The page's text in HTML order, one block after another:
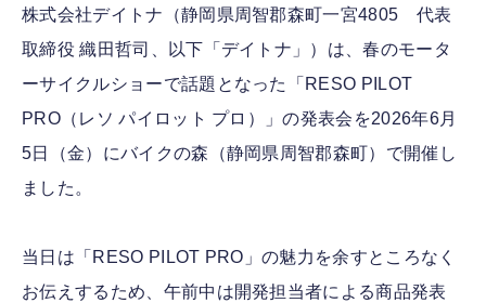
株式会社デイトナ（静岡県周智郡森町一宮4805 代表
取締役 織田哲司、以下「デイトナ」）は、春のモータ
ーサイクルショーで話題となった「RESO PILOT
PRO（レソ パイロット プロ）」の発表会を2026年6月
5日（金）にバイクの森（静岡県周智郡森町）で開催し
ました。
当日は「RESO PILOT PRO」の魅力を余すところなく
お伝えするため、午前中は開発担当者による商品発表